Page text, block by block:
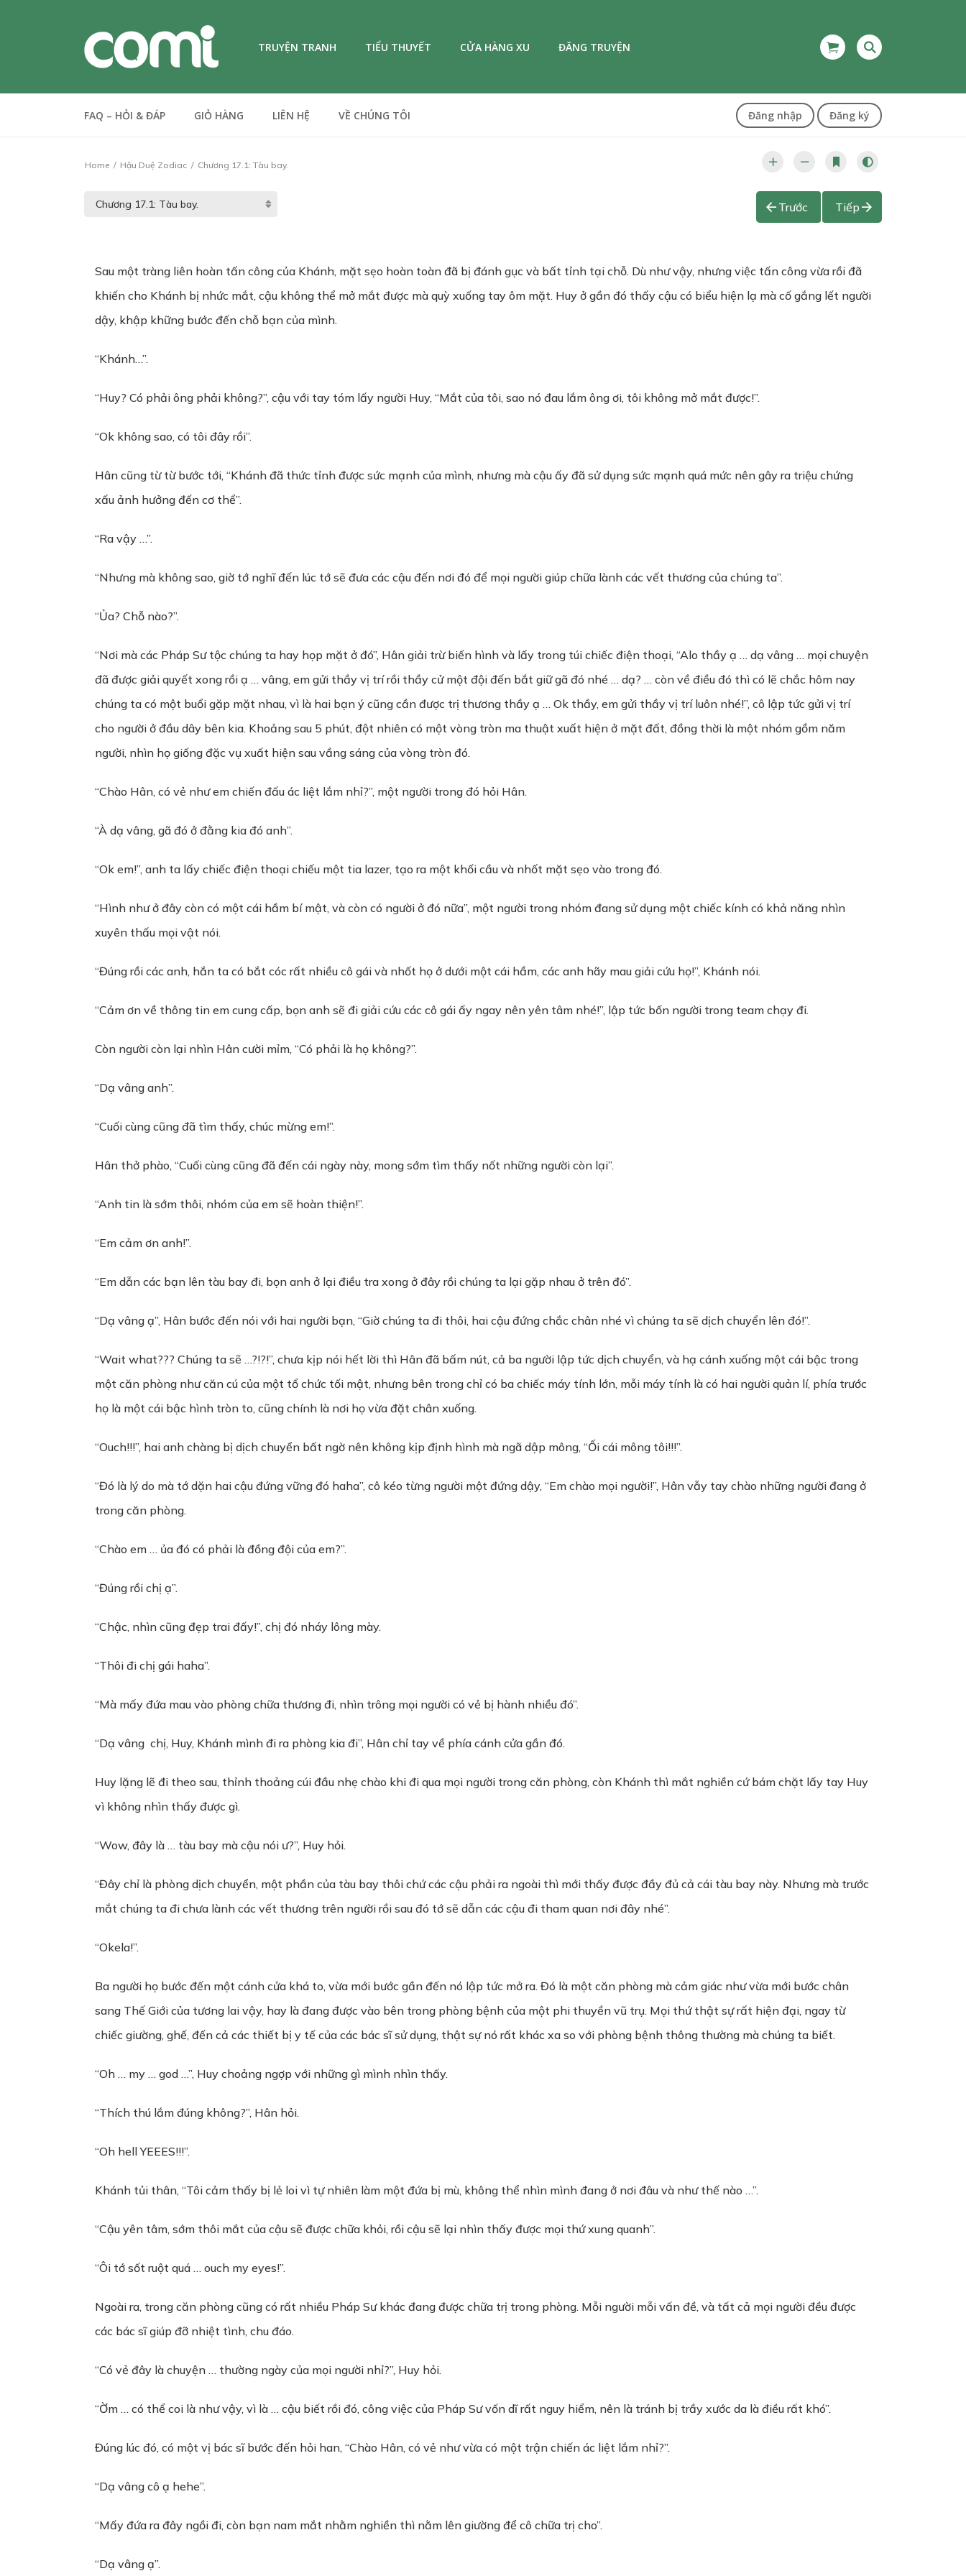
TRUYỆN TRANH TIỂU THUYẾT CỬA HÀNG XU ĐĂNG TRUYỆN
FAQ – HỎI & ĐÁP GIỎ HÀNG LIÊN HỆ VỀ CHÚNG TÔI Đăng nhập Đăng ký
Home Hậu Duệ Zodiac Chương 17.1: Tàu bay.
Trước Tiếp
Sau một tràng liên hoàn tấn công của Khánh, mặt sẹo hoàn toàn đã bị đánh gục và bất tỉnh tại chỗ. Dù như vậy, nhưng việc tấn công vừa rồi đã
khiến cho Khánh bị nhức mắt, cậu không thể mở mắt được mà quỳ xuống tay ôm mặt. Huy ở gần đó thấy cậu có biểu hiện lạ mà cố gắng lết người
dậy, khập khững bước đến chỗ bạn của mình.
“Khánh…”.
“Huy? Có phải ông phải không?”, cậu với tay tóm lấy người Huy, “Mắt của tôi, sao nó đau lắm ông ơi, tôi không mở mắt được!”.
“Ok không sao, có tôi đây rồi”.
Hân cũng từ từ bước tới, “Khánh đã thức tỉnh được sức mạnh của mình, nhưng mà cậu ấy đã sử dụng sức mạnh quá mức nên gây ra triệu chứng
xấu ảnh hưởng đến cơ thể”.
“Ra vậy …”.
“Nhưng mà không sao, giờ tớ nghĩ đến lúc tớ sẽ đưa các cậu đến nơi đó để mọi người giúp chữa lành các vết thương của chúng ta”.
“Ủa? Chỗ nào?”.
“Nơi mà các Pháp Sư tộc chúng ta hay họp mặt ở đó”, Hân giải trừ biến hình và lấy trong túi chiếc điện thoại, “Alo thầy ạ … dạ vâng … mọi chuyện
đã được giải quyết xong rồi ạ … vâng, em gửi thầy vị trí rồi thầy cử một đội đến bắt giữ gã đó nhé … dạ? … còn về điều đó thì có lẽ chắc hôm nay
chúng ta có một buổi gặp mặt nhau, vì là hai bạn ý cũng cần được trị thương thầy ạ … Ok thầy, em gửi thầy vị trí luôn nhé!”, cô lập tức gửi vị trí
cho người ở đầu dây bên kia. Khoảng sau 5 phút, đột nhiên có một vòng tròn ma thuật xuất hiện ở mặt đất, đồng thời là một nhóm gồm năm
người, nhìn họ giống đặc vụ xuất hiện sau vầng sáng của vòng tròn đó.
“Chào Hân, có vẻ như em chiến đấu ác liệt lắm nhỉ?”, một người trong đó hỏi Hân.
“À dạ vâng, gã đó ở đằng kia đó anh”.
“Ok em!”, anh ta lấy chiếc điện thoại chiếu một tia lazer, tạo ra một khối cầu và nhốt mặt sẹo vào trong đó.
“Hình như ở đây còn có một cái hầm bí mật, và còn có người ở đó nữa”, một người trong nhóm đang sử dụng một chiếc kính có khả năng nhìn
xuyên thấu mọi vật nói.
“Đúng rồi các anh, hắn ta có bắt cóc rất nhiều cô gái và nhốt họ ở dưới một cái hầm, các anh hãy mau giải cứu họ!”, Khánh nói.
“Cảm ơn về thông tin em cung cấp, bọn anh sẽ đi giải cứu các cô gái ấy ngay nên yên tâm nhé!”, lập tức bốn người trong team chạy đi.
Còn người còn lại nhìn Hân cười mỉm, “Có phải là họ không?”.
“Dạ vâng anh”.
“Cuối cùng cũng đã tìm thấy, chúc mừng em!”.
Hân thở phào, “Cuối cùng cũng đã đến cái ngày này, mong sớm tìm thấy nốt những người còn lại”.
“Anh tin là sớm thôi, nhóm của em sẽ hoàn thiện!”.
“Em cảm ơn anh!”.
“Em dẫn các bạn lên tàu bay đi, bọn anh ở lại điều tra xong ở đây rồi chúng ta lại gặp nhau ở trên đó”.
“Dạ vâng ạ”, Hân bước đến nói với hai người bạn, “Giờ chúng ta đi thôi, hai cậu đứng chắc chân nhé vì chúng ta sẽ dịch chuyển lên đó!”.
“Wait what??? Chúng ta sẽ …?!?!”, chưa kịp nói hết lời thì Hân đã bấm nút, cả ba người lập tức dịch chuyển, và hạ cánh xuống một cái bậc trong
một căn phòng như căn cú của một tổ chức tối mật, nhưng bên trong chỉ có ba chiếc máy tính lớn, mỗi máy tính là có hai người quản lí, phía trước
họ là một cái bậc hình tròn to, cũng chính là nơi họ vừa đặt chân xuống.
“Ouch!!!”, hai anh chàng bị dịch chuyển bất ngờ nên không kịp định hình mà ngã dập mông, “Ối cái mông tôi!!!”.
“Đó là lý do mà tớ dặn hai cậu đứng vững đó haha”, cô kéo từng người một đứng dậy, “Em chào mọi người!”, Hân vẫy tay chào những người đang ở
trong căn phòng.
“Chào em … ủa đó có phải là đồng đội của em?”.
“Đúng rồi chị ạ”.
“Chậc, nhìn cũng đẹp trai đấy!”, chị đó nháy lông mày.
“Thôi đi chị gái haha”.
“Mà mấy đứa mau vào phòng chữa thương đi, nhìn trông mọi người có vẻ bị hành nhiều đó”.
“Dạ vâng chị, Huy, Khánh mình đi ra phòng kia đi”, Hân chỉ tay về phía cánh cửa gần đó.
Huy lặng lẽ đi theo sau, thỉnh thoảng cúi đầu nhẹ chào khi đi qua mọi người trong căn phòng, còn Khánh thì mắt nghiền cứ bám chặt lấy tay Huy
vì không nhìn thấy được gì.
“Wow, đây là … tàu bay mà cậu nói ư?”, Huy hỏi.
“Đây chỉ là phòng dịch chuyển, một phần của tàu bay thôi chứ các cậu phải ra ngoài thì mới thấy được đầy đủ cả cái tàu bay này. Nhưng mà trước
mắt chúng ta đi chưa lành các vết thương trên người rồi sau đó tớ sẽ dẫn các cậu đi tham quan nơi đây nhé”.
“Okela!”.
Ba người họ bước đến một cánh cửa khá to, vừa mới bước gần đến nó lập tức mở ra. Đó là một căn phòng mà cảm giác như vừa mới bước chân
sang Thế Giới của tương lai vậy, hay là đang được vào bên trong phòng bệnh của một phi thuyền vũ trụ. Mọi thứ thật sự rất hiện đại, ngay từ
chiếc giường, ghế, đến cả các thiết bị y tế của các bác sĩ sử dụng, thật sự nó rất khác xa so với phòng bệnh thông thường mà chúng ta biết.
“Oh … my … god …”, Huy choảng ngợp với những gì mình nhìn thấy.
“Thích thú lắm đúng không?”, Hân hỏi.
“Oh hell YEEES!!!”.
Khánh tủi thân, “Tôi cảm thấy bị lẻ loi vì tự nhiên làm một đứa bị mù, không thể nhìn mình đang ở nơi đâu và như thế nào …”.
“Cậu yên tâm, sớm thôi mắt của cậu sẽ được chữa khỏi, rồi cậu sẽ lại nhìn thấy được mọi thứ xung quanh”.
“Ôi tớ sốt ruột quá … ouch my eyes!”.
Ngoài ra, trong căn phòng cũng có rất nhiều Pháp Sư khác đang được chữa trị trong phòng. Mỗi người mỗi vấn đề, và tất cả mọi người đều được
các bác sĩ giúp đỡ nhiệt tình, chu đáo.
“Có vẻ đây là chuyện … thường ngày của mọi người nhỉ?”, Huy hỏi.
“Ờm … có thể coi là như vậy, vì là … cậu biết rồi đó, công việc của Pháp Sư vốn dĩ rất nguy hiểm, nên là tránh bị trầy xước da là điều rất khó”.
Đúng lúc đó, có một vị bác sĩ bước đến hỏi han, “Chào Hân, có vẻ như vừa có một trận chiến ác liệt lắm nhỉ?”.
“Dạ vâng cô ạ hehe”.
“Mấy đứa ra đây ngồi đi, còn bạn nam mắt nhằm nghiền thì nằm lên giường để cô chữa trị cho”.
“Dạ vâng ạ”.